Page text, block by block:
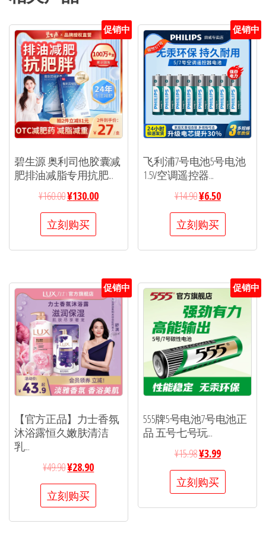
促销中
碧生源 奥利司他胶囊减
肥排油减脂专用抗肥...
¥160.00¥130.00
立刻购买
促销中
飞利浦7号电池5号电池
1.5V空调遥控器...
¥14.90¥6.50
立刻购买
促销中
【官方正品】力士香氛
沐浴露恒久嫩肤清洁
乳...
¥49.90¥28.90
立刻购买
促销中
555牌5号电池7号电池正
品 五号七号玩...
¥15.98¥3.99
立刻购买